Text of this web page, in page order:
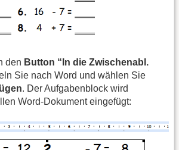
den Button “In die Zwischenabl.
Sie nach Word und wählen Sie
. Der Aufgabenblock wird
Word-Dokument eingefügt: